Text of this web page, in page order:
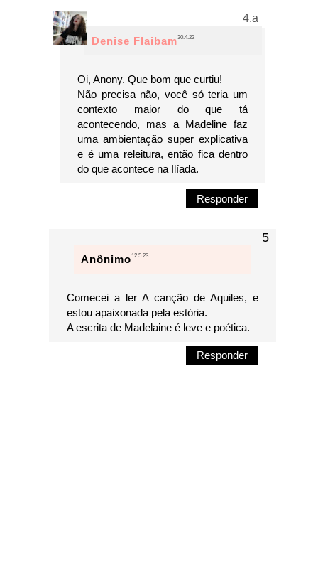
Denise Flaibam30.4.22
Oi, Anony. Que bom que curtiu!
Não precisa não, você só teria um
contexto maior do que tá
acontecendo, mas a Madeline faz
uma ambientação super explicativa
e é uma releitura, então fica dentro
do que acontece na Ilíada.
Responder
Anônimo12.5.23
Comecei a ler A canção de Aquiles, e
estou apaixonada pela estória.
A escrita de Madelaine é leve e poética.
Responder